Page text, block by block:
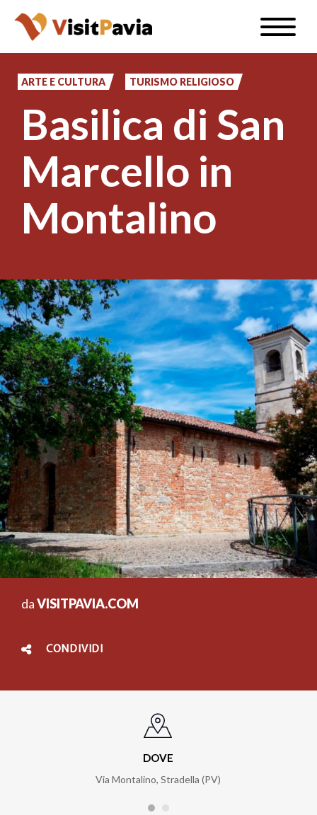
Salta
contenuto
principale
Toggle
IT
#visitpavia
ARTE E CULTURA TURISMO RELIGIOSO
Basilica di San
Marcello in
Montalino
daVISITPAVIA.COM
CONDIVIDI
DOVE
Via Montalino, Stradella (PV)